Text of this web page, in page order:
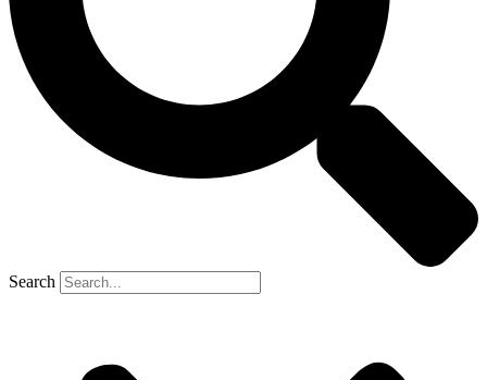
Search